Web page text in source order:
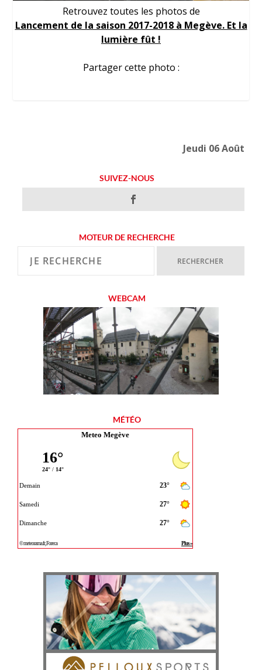
Retrouvez toutes les photos de
Lancement de la saison 2017-2018 à Megève. Et la
lumière fût !
Partager cette photo :
Jeudi 06 Août
SUIVEZ-NOUS
MOTEUR DE RECHERCHE
WEBCAM
MÉTÉO
Meteo Megève